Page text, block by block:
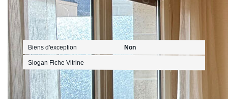
Publicité
Biens d'exception Non
Slogan Fiche Vitrine